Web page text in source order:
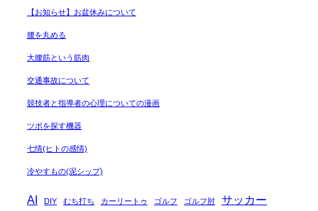
【お知らせ】お盆休みについて
腰を丸める
大腰筋という筋肉
交通事故について
競技者と指導者の心理についての漫画
ツボを探す機器
七情(ヒトの感情)
冷やすもの(泥シップ)
AI DIY むち打ち カーリートゥ ゴルフ ゴルフ肘
サッカー